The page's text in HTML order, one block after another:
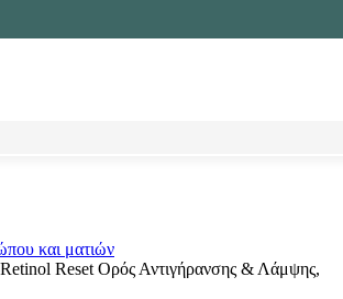
και ματιών
Reset Ορός Αντιγήρανσης & Λάμψης,